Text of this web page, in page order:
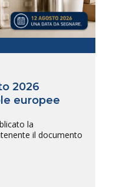
2026
europee
la
il documento